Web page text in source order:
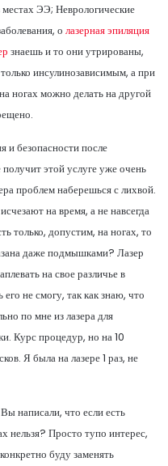
ЭЭ; Неврологические
о лазерная эпиляция
знаешь и то они утрированы,
инсулинозависимым, а при
ногах можно делать на другой
и безопасности после
этой услуге уже очень
проблем наберешься с лихвой.
на время, а не навсегда
только, допустим, на ногах, то
даже подмышками? Лазер
на свое различье в
не смогу, так как знаю, что
по мне из лазера для
Курс процедур, но на 10
Я была на лазере 1 раз, не
написали, что если есть
нельзя? Просто тупо интерес,
буду заменять